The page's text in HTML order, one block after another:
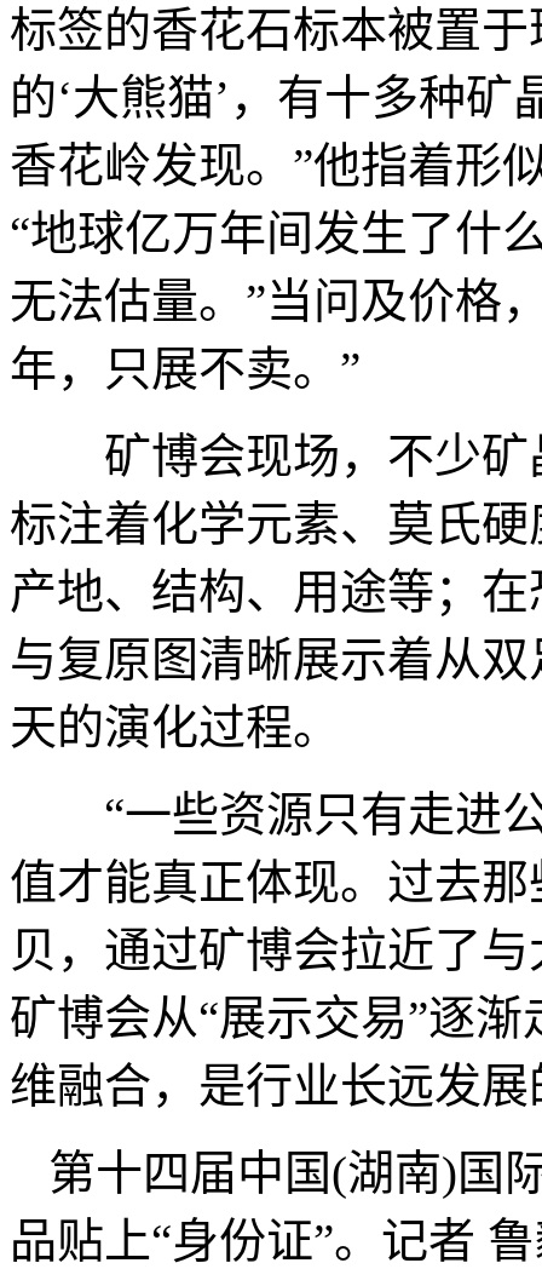
标签的香花石标本被置
的‘大熊猫’，有十多种
香花岭发现。”他指着形
“地球亿万年间发生了什
无法估量。”当问及价格
年，只展不卖。”
矿博会现场，不少矿
标注着化学元素、莫氏
产地、结构、用途等；
与复原图清晰展示着从
天的演化过程。
“一些资源只有走进公
值才能真正体现。过去
贝，通过矿博会拉近了
矿博会从“展示交易”逐
维融合，是行业长远发
第十四届中国(湖南)国
品贴上“身份证”。记者